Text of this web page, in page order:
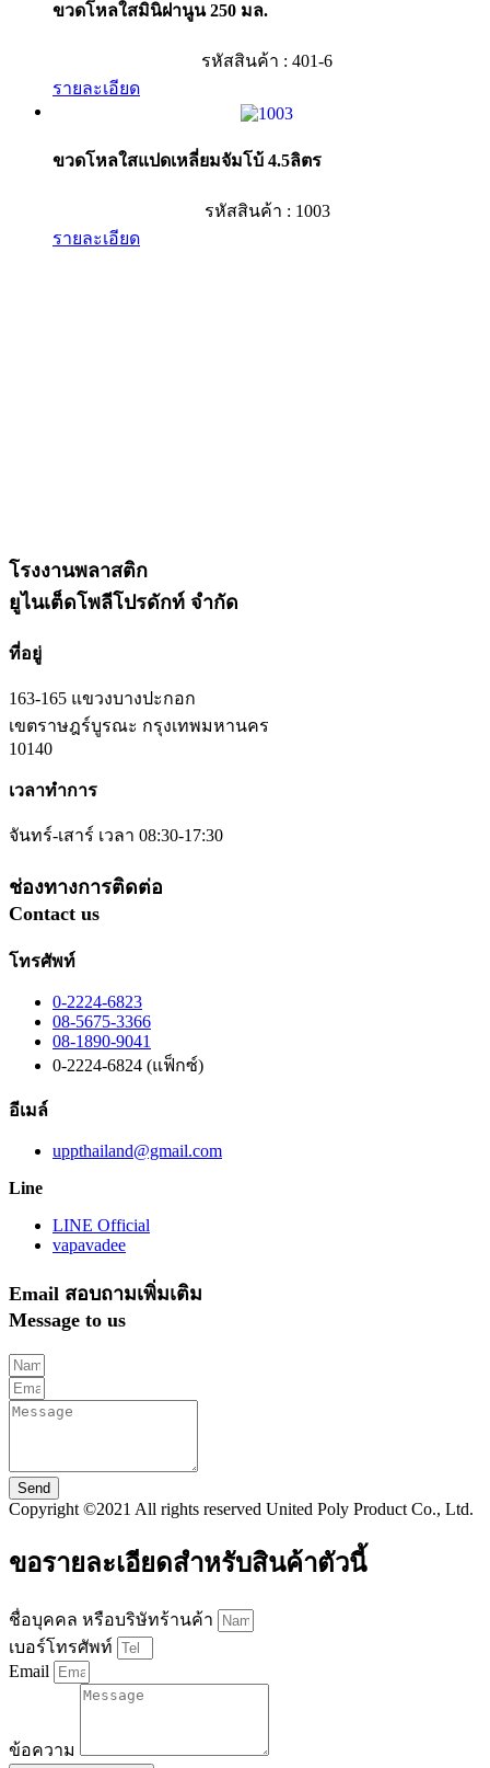
ขวดโหลใสมินิฝานูน 250 มล.
รหัสสินค้า : 401-6
รายละเอียด
ขวดโหลใสแปดเหลี่ยมจัมโบ้ 4.5ลิตร
รหัสสินค้า : 1003
รายละเอียด
โรงงานพลาสติก
ยูไนเต็ดโพลีโปรดักท์ จำกัด
ที่อยู่
163-165 แขวงบางปะกอก
เขตราษฎร์บูรณะ กรุงเทพมหานคร
10140
เวลาทำการ
จันทร์-เสาร์ เวลา 08:30-17:30
ช่องทางการติดต่อ
Contact us
โทรศัพท์
0-2224-6823
08-5675-3366
08-1890-9041
0-2224-6824 (แฟ็กซ์)
อีเมล์
uppthailand@gmail.com
Line
LINE Official
vapavadee
Email สอบถามเพิ่มเติม
Message to us
Send
Copyright ©2021 All rights reserved United Poly Product Co., Ltd.
ขอรายละเอียดสำหรับสินค้าตัวนี้
ชื่อบุคคล หรือบริษัทร้านค้า
เบอร์โทรศัพท์
Email
ข้อความ